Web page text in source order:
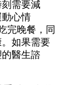
需要減
心情
完晚餐，同
如果需要
醫生諮